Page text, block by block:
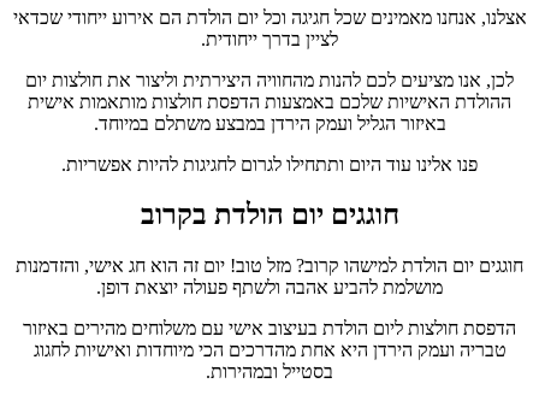
אצלנו, אנחנו מאמינים שכל חגיגה וכל יום הולדת הם אירוע ייחודי שכדאי
לציין בדרך ייחודית.
לכן, אנו מציעים לכם להנות מהחוויה היצירתית וליצור את חולצות יום
ההולדת האישיות שלכם באמצעות הדפסת חולצות מותאמות אישית
באיזור הגליל ועמק הירדן במבצע משתלם במיוחד.
פנו אלינו עוד היום ותתחילו לגרום לחגיגות להיות אפשריות.
חוגגים יום הולדת בקרוב
חוגגים יום הולדת למישהו קרוב? מזל טוב! יום זה הוא חג אישי, והזדמנות
מושלמת להביע אהבה ולשתף פעולה יוצאת דופן.
הדפסת חולצות ליום הולדת בעיצוב אישי עם משלוחים מהירים באיזור
טבריה ועמק הירדן היא אחת מהדרכים הכי מיוחדות ואישיות לחגוג
בסטייל ובמהירות.